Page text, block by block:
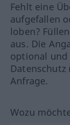
Fehlt eine
aufgefallen
loben?
aus. Die
optional und
Anfrage.
Wozu